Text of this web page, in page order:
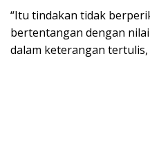
“Itu tindakan tidak
bertentangan dengan
dalam keterangan tertulis,